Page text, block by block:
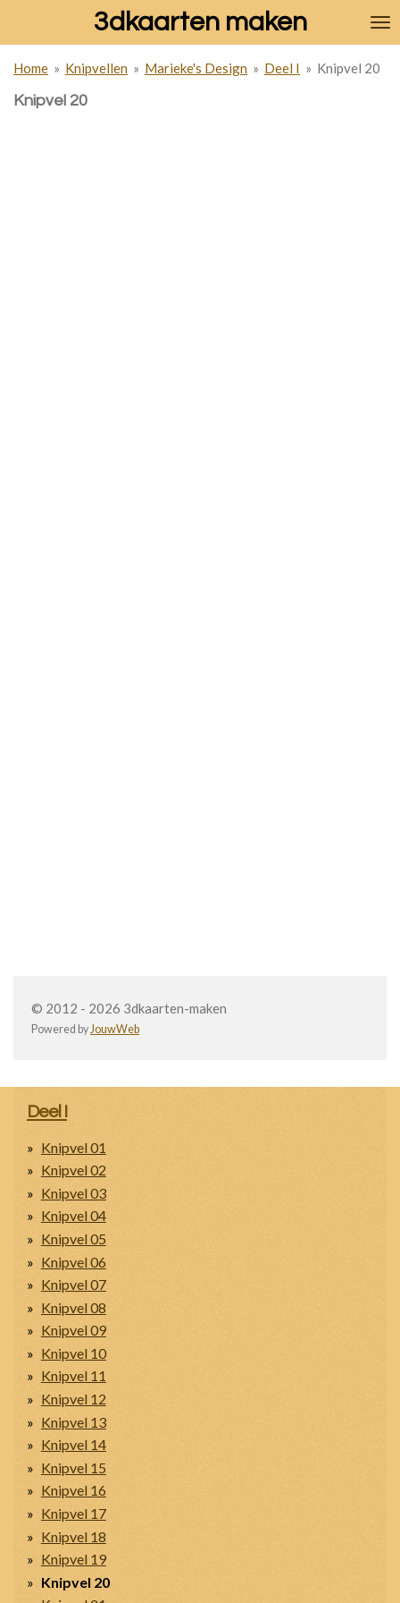
de
hoofdinhoud
3dkaarten maken
Home » Knipvellen » Marieke's Design » Deel I » Knipvel 20
Knipvel 20
© 2012 - 2026 3dkaarten-maken
Powered by JouwWeb
Deel I
Knipvel 01
Knipvel 02
Knipvel 03
Knipvel 04
Knipvel 05
Knipvel 06
Knipvel 07
Knipvel 08
Knipvel 09
Knipvel 10
Knipvel 11
Knipvel 12
Knipvel 13
Knipvel 14
Knipvel 15
Knipvel 16
Knipvel 17
Knipvel 18
Knipvel 19
Knipvel 20